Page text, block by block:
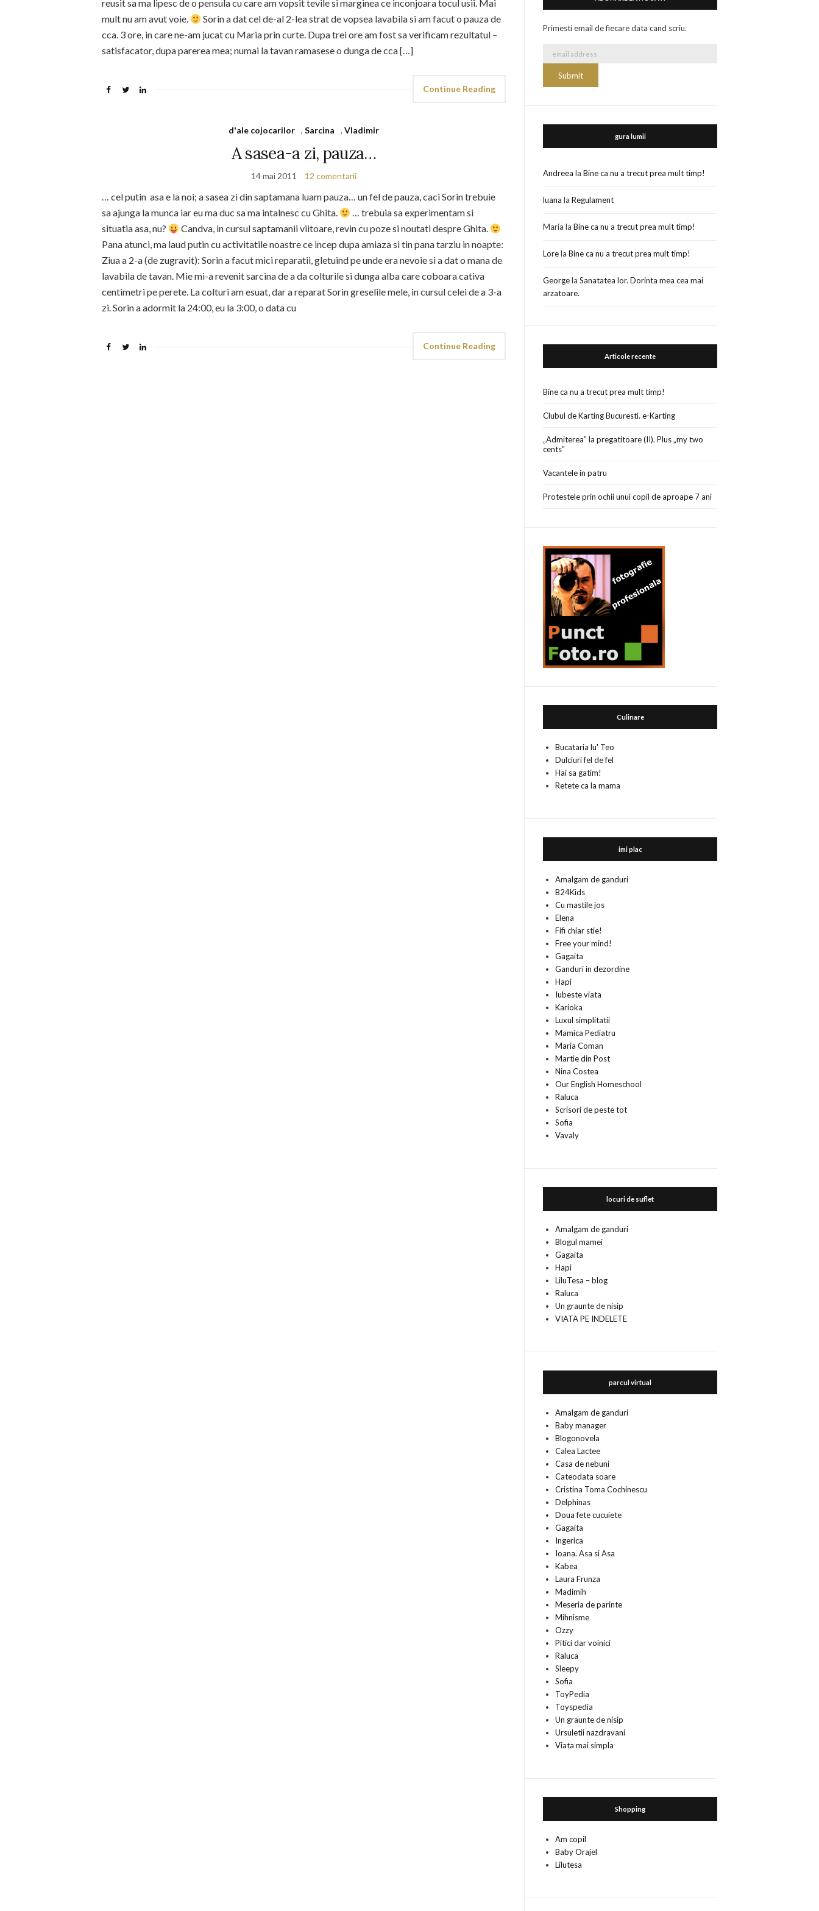
reusit sa ma lipesc de o pensula cu care am vopsit tevile si marginea ce inconjoara tocul usii. Mai
mult nu am avut voie.
Sorin a dat cel de-al 2-lea strat de vopsea lavabila si am facut o pauza de
cca. 3 ore, in care ne-am jucat cu Maria prin curte. Dupa trei ore am fost sa verificam rezultatul –
satisfacator, dupa parerea mea; numai la tavan ramasese o dunga de cca […]
Continue Reading
d'ale cojocarilor ,Sarcina ,Vladimir
A sasea-a zi, pauza…
14 mai 2011 12 comentarii
… cel putin asa e la noi; a sasea zi din saptamana luam pauza… un fel de pauza, caci Sorin trebuie
sa ajunga la munca iar eu ma duc sa ma intalnesc cu Ghita.
… trebuia sa experimentam si
situatia asa, nu?
Candva, in cursul saptamanii viitoare, revin cu poze si noutati despre Ghita.
Pana atunci, ma laud putin cu activitatile noastre ce incep dupa amiaza si tin pana tarziu in noapte:
Ziua a 2-a (de zugravit): Sorin a facut mici reparatii, gletuind pe unde era nevoie si a dat o mana de
lavabila de tavan. Mie mi-a revenit sarcina de a da colturile si dunga alba care coboara cativa
centimetri pe perete. La colturi am esuat, dar a reparat Sorin greselile mele, in cursul celei de a 3-a
zi. Sorin a adormit la 24:00, eu la 3:00, o data cu
Continue Reading
Primesti email de fiecare data cand scriu.
gura lumii
Andreea laBine ca nu a trecut prea mult timp!
luana laRegulament
Maria laBine ca nu a trecut prea mult timp!
LorelaBine ca nu a trecut prea mult timp!
GeorgelaSanatatea lor. Dorinta mea cea mai
arzatoare.
Articole recente
Bine ca nu a trecut prea mult timp!
Clubul de Karting Bucuresti. e-Karting
„Admiterea” la pregatitoare (II). Plus „my two
cents”
Vacantele in patru
Protestele prin ochii unui copil de aproape 7 ani
Culinare
Bucataria lu' Teo
Dulciuri fel de fel
Hai sa gatim!
Retete ca la mama
imi plac
Amalgam de ganduri
B24Kids
Cu mastile jos
Elena
Fifi chiar stie!
Free your mind!
Gagaita
Ganduri in dezordine
Hapi
Iubeste viata
Karioka
Luxul simplitatii
Mamica Pediatru
Maria Coman
Martie din Post
Nina Costea
Our English Homeschool
Raluca
Scrisori de peste tot
Sofia
Vavaly
locuri de suflet
Amalgam de ganduri
Blogul mamei
Gagaita
Hapi
LiluTesa – blog
Raluca
Un graunte de nisip
VIATA PE INDELETE
parcul virtual
Amalgam de ganduri
Baby manager
Blogonovela
Calea Lactee
Casa de nebuni
Cateodata soare
Cristina Toma Cochinescu
Delphinas
Doua fete cucuiete
Gagaita
Ingerica
Ioana. Asa si Asa
Kabea
Laura Frunza
Madimih
Meseria de parinte
Mihnisme
Ozzy
Pitici dar voinici
Raluca
Sleepy
Sofia
ToyPedia
Toyspedia
Un graunte de nisip
Ursuletii nazdravani
Viata mai simpla
Shopping
Am copil
Baby Orajel
Lilutesa